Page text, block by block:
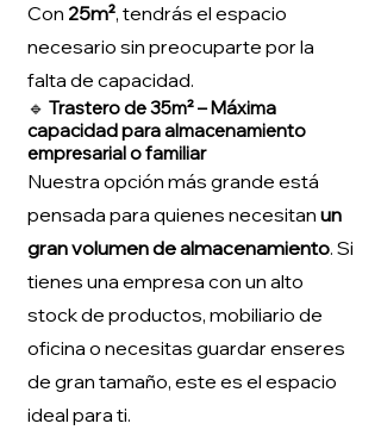
Con 25m², tendrás el espacio
necesario sin preocuparte por la
falta de capacidad.
🔹 Trastero de 35m² – Máxima
capacidad para almacenamiento
empresarial o familiar
Nuestra opción más grande está
pensada para quienes necesitan un
gran volumen de almacenamiento. Si
tienes una empresa con un alto
stock de productos, mobiliario de
oficina o necesitas guardar enseres
de gran tamaño, este es el espacio
ideal para ti.